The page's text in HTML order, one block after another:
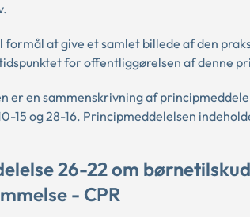
formål at give et samlet billede af den
for offentliggørelsen af denne
er en sammenskrivning af
15 og 28-16. Principmeddelelsen
26-22 om
- CPR